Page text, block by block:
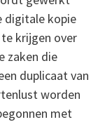
digitale kopie
krijgen over
zaken die
duplicaat van
worden
met